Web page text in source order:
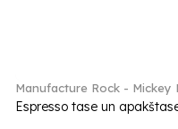
Manufacture Rock - Mickey
Espresso tase un